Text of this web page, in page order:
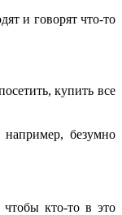
и говорят что-то
купить все
безумно
кто-то в это